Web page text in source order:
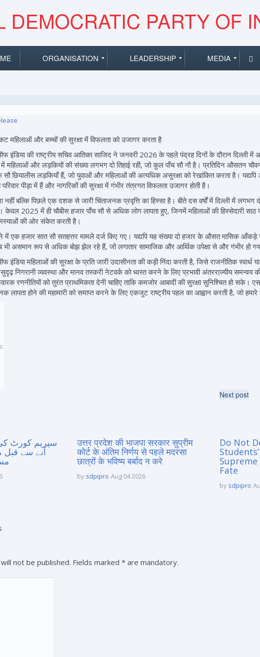
DEMOCRATIC PARTY OF
ORGANISATION LEADERSHIP MEDIA
महिलाओं और बच्चों की सुरक्षा में विफलता को उजागर करता है
इंडिया की राष्ट्रीय सचिव आतिका साजिद ने जनवरी 2026 के पहले पंद्रह दिनों के दौरान
महिलाओं और लड़कियों की संख्या लगभग दो तिहाई रही, जो कुल पाँच सौ नौ है। प्रतिदिन औसतन
छियालीस लड़कियाँ हैं, जो युवाओं और महिलाओं की अत्यधिक असुरक्षा को रेखांकित करता है। यद्यपि
पीड़ा में हैं और नागरिकों की सुरक्षा में गंभीर तंत्रगत विफलता उजागर होती है।
बल्कि पिछले एक दशक से जारी चिंताजनक प्रवृत्ति का हिस्सा है। बीते दस वर्षों में दिल्ली में लगभग
2025 में ही चौबीस हजार पाँच सौ से अधिक लोग लापता हुए, जिनमें महिलाओं की हिस्सेदारी साठ
की ओर संकेत करती है।
एक हजार सात सौ सतहत्तर मामले दर्ज किए गए। यद्यपि यह संख्या दो हजार के औसत मासिक आँकड़े
असमान रूप से अधिक बोझ झेल रहे हैं, जो लगातार सामाजिक और आर्थिक उपेक्षा से और गंभीर हो
इंडिया महिलाओं की सुरक्षा के प्रति जारी उदासीनता की कड़ी निंदा करती है, जिसे राजनीतिक
निगरानी व्यवस्था और मानव तस्करी नेटवर्क को ध्वस्त करने के लिए प्रभावी अंतरराज्यीय
रणनीतियों को तुरंत प्राथमिकता देनी चाहिए ताकि कमजोर आबादी की सुरक्षा सुनिश्चित हो
लापता होने की महामारी को समाप्त करने के लिए एकजुट राष्ट्रीय पहल का आह्वान करती है, जो
Next post
سپریم کورٹ
آنے سے قبل
उत्तर प्रदेश की भाजपा सरकार सुप्रीम
कोर्ट के अंतिम निर्णय से पहले मदरसा
छात्रों के भविष्य बर्बाद न करे
by sdpipro Aug 04 2026
Do Not
Fate
by sdpipro
not be published. Fields marked * are mandatory.